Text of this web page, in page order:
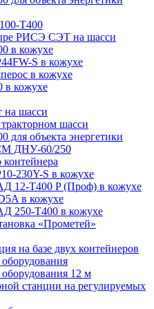
Т400
РИСЭ СЭТ на шасси
в кожухе
S в кожухе
в кожухе
кожухе
на шасси
шасси
объекта энергетики
ДНУ-60/250
230Y-S в кожухе
12-Т400 P (Проф) в кожухе
в кожухе
250-Т400 в кожухе
«Прометей»
на базе двух контейнеров
12 м
станции на регулируемых